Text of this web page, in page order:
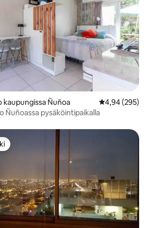
Ñuñoa
4,94 (295)
Ñuñoassa pysäköintipaikalla